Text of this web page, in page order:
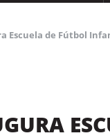
Escuela de Fútbol